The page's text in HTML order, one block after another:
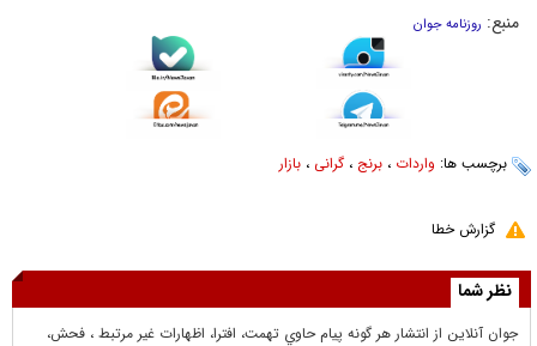
منبع: روزنامه جوان
برچسب ها: واردات ، برنج ، گرانی ، بازار
گزارش خطا
نظر شما
جوان آنلاين از انتشار هر گونه پيام حاوي تهمت، افترا، اظهارات غير مرتبط ، فحش،